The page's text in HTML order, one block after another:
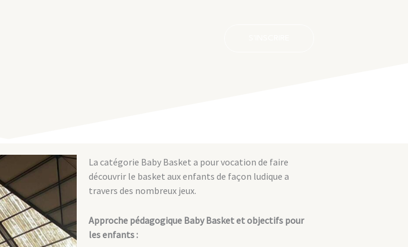
La catégorie Baby Basket a pour vocation de faire
découvrir le basket aux enfants de façon ludique a
travers des nombreux jeux.
Approche pédagogique Baby Basket et objectifs pour
les enfants :